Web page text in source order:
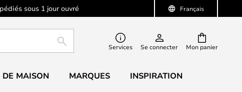
Français
sous 1 jour ouvré
Mon panier
RECHERCHERServices Se connecter
DE MAISON MARQUES INSPIRATION